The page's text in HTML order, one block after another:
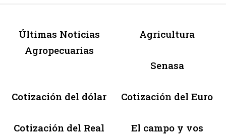
Últimas Noticias
Agropecuarias
Agricultura
Senasa
Cotización del dólar Cotización del Euro
Cotización del Real El campo y vos